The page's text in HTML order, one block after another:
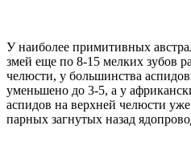
У наиболее примитивных
змей еще по 8-15 мелких зубов
челюсти, у большинства
уменьшено до 3-5, а у
аспидов на верхней челюсти
парных загнутых назад